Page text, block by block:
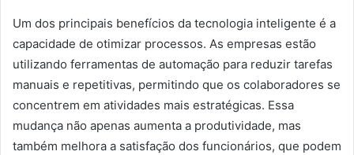
Um dos principais benefícios da tecnologia inteligente é a
capacidade de otimizar processos. As empresas estão
utilizando ferramentas de automação para reduzir tarefas
manuais e repetitivas, permitindo que os colaboradores se
concentrem em atividades mais estratégicas. Essa
mudança não apenas aumenta a produtividade, mas
também melhora a satisfação dos funcionários, que podem